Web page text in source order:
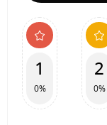
1
0%
2
0%